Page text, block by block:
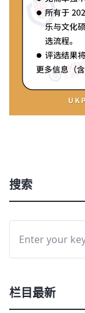
搜索
栏目最新